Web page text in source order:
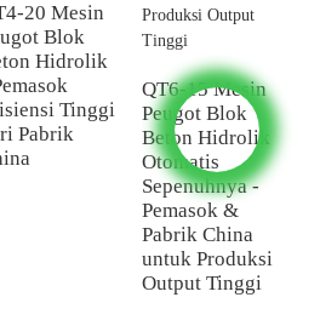
20 Mesin
Blok
Hidrolik
Tinggi
Pabrik
QT6-15 Mesin
Peugot Blok
Beton Hidrolik
Otomatis
Sepenuhnya -
Pemasok &
Pabrik China
untuk Produksi
Output Tinggi